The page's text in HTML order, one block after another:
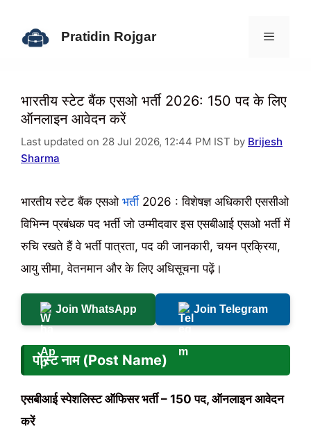
Pratidin Rojgar
भारतीय स्टेट बैंक एसओ भर्ती 2026: 150 पद के लिए
ऑनलाइन आवेदन करें
Last updated on 28 Jul 2026, 12:44 PM IST by Brijesh
Sharma
भारतीय स्टेट बैंक एसओ भर्ती 2026 : विशेषज्ञ अधिकारी एससीओ
विभिन्न प्रबंधक पद भर्ती जो उम्मीदवार इस एसबीआई एसओ भर्ती में
रुचि रखते हैं वे भर्ती पात्रता, पद की जानकारी, चयन प्रक्रिया,
आयु सीमा, वेतनमान और के लिए अधिसूचना पढ़ें।
Join WhatsApp Join Telegram
पोस्ट नाम (Post Name)
एसबीआई स्पेशलिस्ट ऑफिसर भर्ती – 150 पद, ऑनलाइन आवेदन
करें